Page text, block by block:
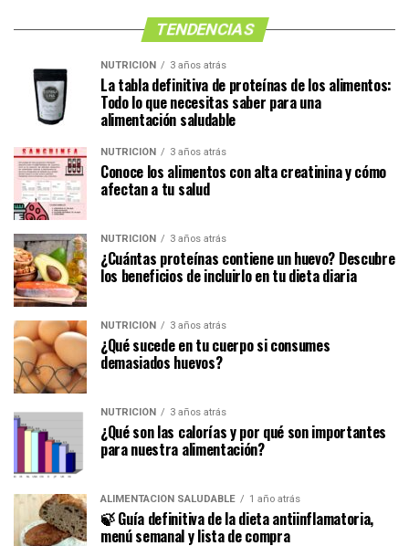
TENDENCIAS
NUTRICIÓN 3 años atrás
La tabla definitiva de proteínas de los alimentos:
Todo lo que necesitas saber para una
alimentación saludable
NUTRICIÓN 3 años atrás
Conoce los alimentos con alta creatinina y cómo
afectan a tu salud
NUTRICIÓN 3 años atrás
¿Cuántas proteínas contiene un huevo? Descubre
los beneficios de incluirlo en tu dieta diaria
NUTRICIÓN 3 años atrás
¿Qué sucede en tu cuerpo si consumes
demasiados huevos?
NUTRICIÓN 3 años atrás
¿Qué son las calorías y por qué son importantes
para nuestra alimentación?
ALIMENTACIÓN SALUDABLE 1 año atrás
🍃 Guía definitiva de la dieta antiinflamatoria,
menú semanal y lista de compra